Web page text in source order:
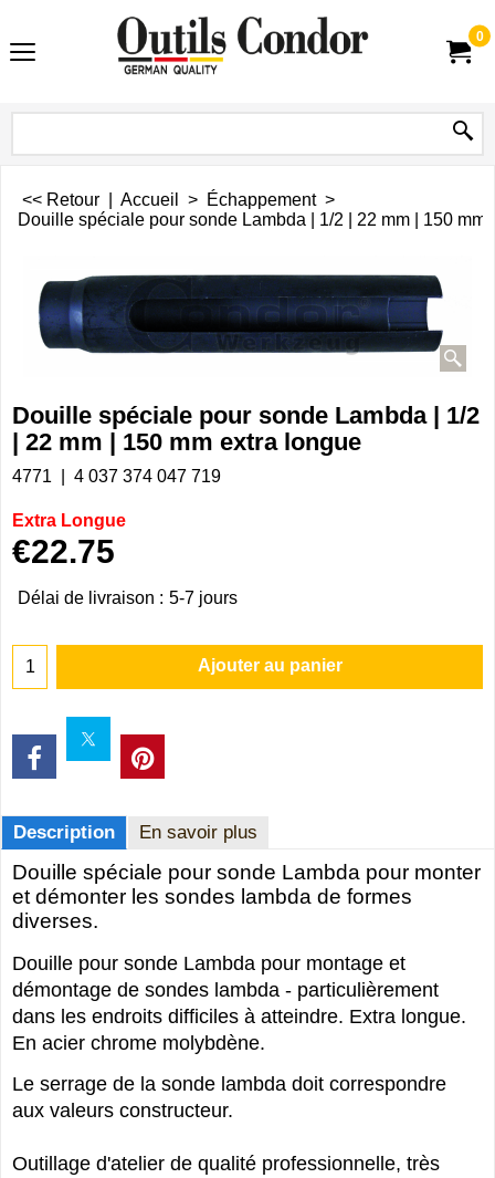
0
<< Retour Accueil > Échappement>
Douille spéciale pour sonde Lambda | 1/2 | 22 mm | 150 mm
Douille spéciale pour sonde Lambda | 1/2
| 22 mm | 150 mm extra longue
4771 4 037 374 047 719
Extra Longue
€22.75
Délai de livraison : 5-7 jours
Ajouter au panier
Description En savoir plus
Douille spéciale pour sonde Lambda pour monter
et démonter les sondes lambda de formes
diverses.
Douille pour sonde Lambda pour montage et
démontage de sondes lambda - particulièrement
dans les endroits difficiles à atteindre. Extra longue.
En acier chrome molybdène.
Le serrage de la sonde lambda doit correspondre
aux valeurs constructeur.
Outillage d'atelier de qualité professionnelle, très